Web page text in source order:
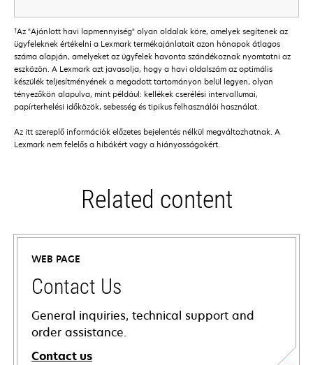
†Az "Ajánlott havi lapmennyiség" olyan oldalak köre, amelyek segítenek az
ügyfeleknek értékelni a Lexmark termékajánlatait azon hónapok átlagos
száma alapján, amelyeket az ügyfelek havonta szándékoznak nyomtatni az
eszközön. A Lexmark azt javasolja, hogy a havi oldalszám az optimális
készülék teljesítményének a megadott tartományon belül legyen, olyan
tényezőkön alapulva, mint például: kellékek cserélési intervallumai,
papírterhelési időközök, sebesség és tipikus felhasználói használat.
Az itt szereplő információk előzetes bejelentés nélkül megváltozhatnak. A
Lexmark nem felelős a hibákért vagy a hiányosságokért.
Related content
WEB PAGE
Contact Us
General inquiries, technical support and
order assistance.
Contact us